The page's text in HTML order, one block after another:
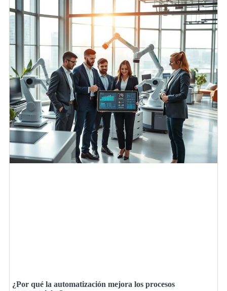
¿Por qué la automatización mejora los procesos